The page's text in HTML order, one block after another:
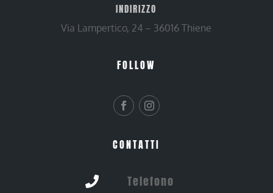
INDIRIZZO
Via Lampertico, 24 – 36016 Thiene
FOLLOW
CONTATTI
 Telefono